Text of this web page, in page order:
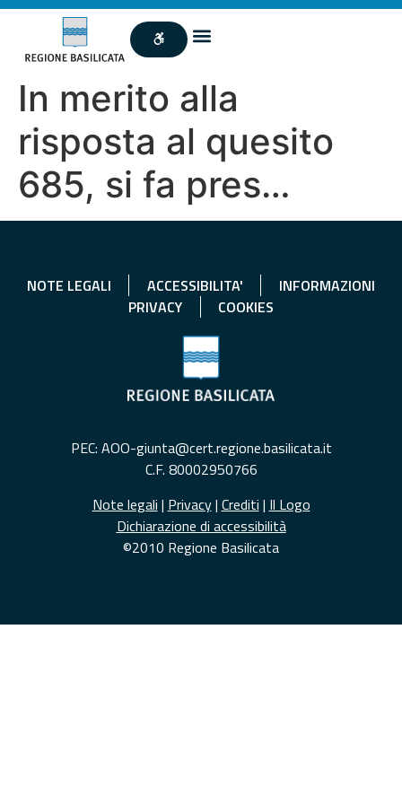
In merito alla
risposta al quesito
685, si fa pres…
NOTE LEGALI ACCESSIBILITA'
INFORMAZIONI
PRIVACY
COOKIES
PEC: AOO-giunta@cert.regione.basilicata.it
C.F. 80002950766
Note legali | Privacy| Crediti | Il Logo
Dichiarazione di accessibilità
©2010 Regione Basilicata